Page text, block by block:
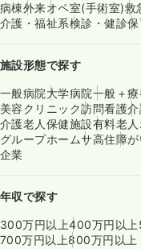
病棟外来オペ室(手術室)救
介護・福祉系検診・健診
施設形態で探す
一般病院大学病院一般＋
美容クリニック訪問看護
介護老人保健施設有料老
グループホームサ高住障
企業
年収で探す
300万円以上400万円以上
700万円以上800万円以上